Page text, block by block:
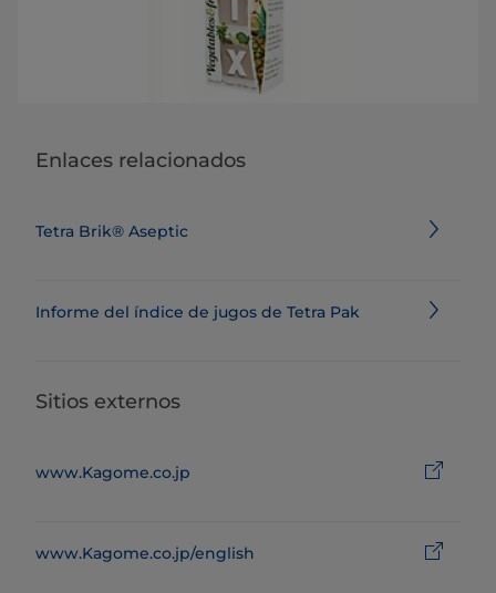
Enlaces relacionados
Tetra Brik® Aseptic
Informe del índice de jugos de Tetra Pak
Sitios externos
www.Kagome.co.jp
www.Kagome.co.jp/english